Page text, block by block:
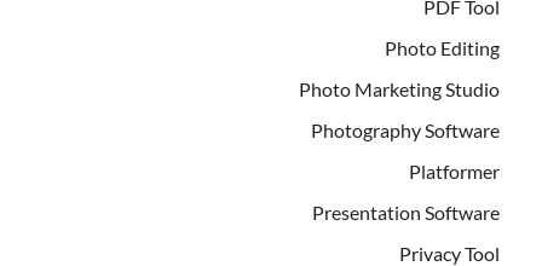
PDF Tool
Photo Editing
Photo Marketing Studio
Photography Software
Platformer
Presentation Software
Privacy Tool